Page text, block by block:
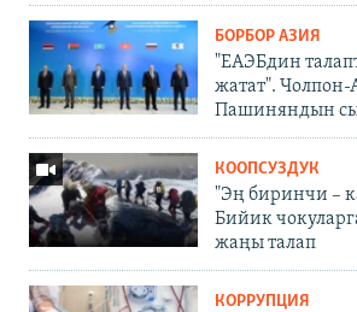
БОРБОР АЗИЯ
"ЕАЭБдин
жатат". Чолпон-
Пашиняндын
КООПСУЗДУК
"Эң биринчи –
Бийик
жаңы талап
КОРРУПЦИЯ